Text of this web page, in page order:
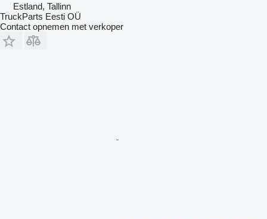
Estland, Tallinn
TruckParts Eesti OÜ
Contact opnemen met verkoper